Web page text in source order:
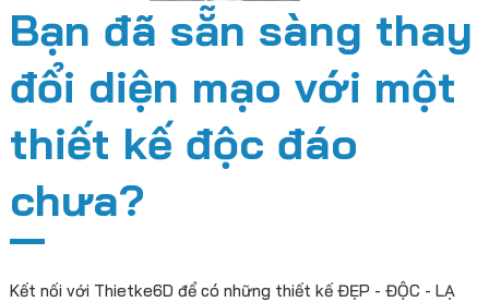
Bạn đã sẵn sàng thay
đổi diện mạo với một
thiết kế độc đáo
chưa?
Kết nối với Thietke6D để có những thiết kế ĐẸP - ĐỘC - LẠ